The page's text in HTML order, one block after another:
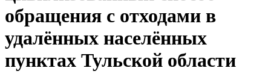
обращения с отходами в
удалённых населённых
пунктах Тульской области